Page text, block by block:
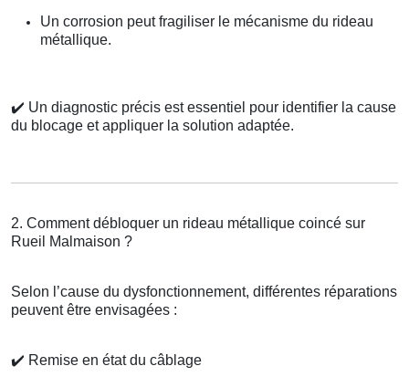
Un corrosion peut fragiliser le mécanisme du rideau
métallique.
✔️ Un diagnostic précis est essentiel pour identifier la cause
du blocage et appliquer la solution adaptée.
2. Comment débloquer un rideau métallique coincé sur
Rueil Malmaison ?
Selon l’cause du dysfonctionnement, différentes réparations
peuvent être envisagées :
✔️ Remise en état du câblage